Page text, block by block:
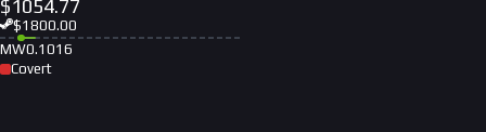
$1054.77
$1800.00
MW0.1016
Covert